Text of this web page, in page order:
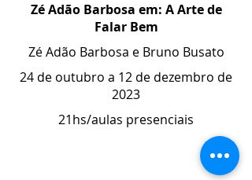
Zé Adão Barbosa em: A Arte de
Falar Bem
Zé Adão Barbosa e Bruno Busato
24 de outubro a 12 de dezembro de
2023
21hs/aulas presenciais
ESCOLA CASA DE TEATRO